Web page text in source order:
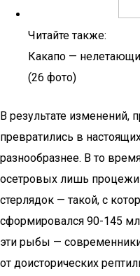
Читайте также:
Какапо —
(26 фото)
В результате
превратились в
разнообразнее. В то
осетровых лишь
стерлядок — такой, с
сформировался 90-145
эти рыбы —
от доисторических